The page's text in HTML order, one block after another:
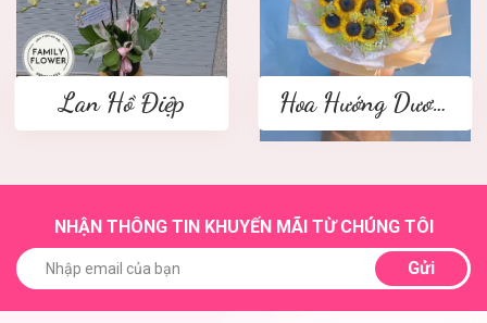
Lan Hồ Điệp Hoa Hướng Dương
NHẬN THÔNG TIN KHUYẾN MÃI TỪ CHÚNG TÔI
Gửi